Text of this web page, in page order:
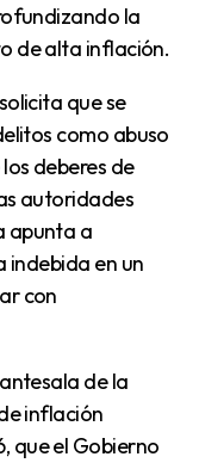
la
de alta inflación.
como abuso
deberes de
autoridades
apunta a
indebida en un
con
inflación
que el Gobierno